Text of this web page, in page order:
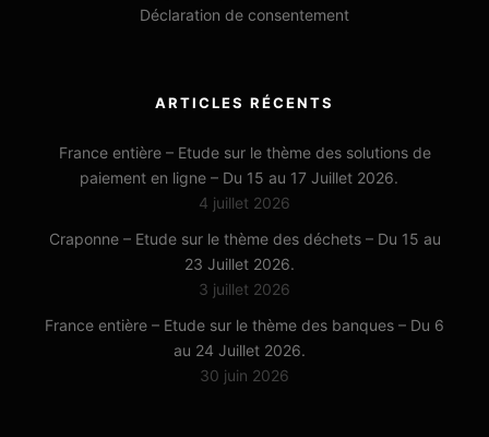
Déclaration de consentement
ARTICLES RÉCENTS
France entière – Etude sur le thème des solutions de
paiement en ligne – Du 15 au 17 Juillet 2026.
4 juillet 2026
Craponne – Etude sur le thème des déchets – Du 15 au
23 Juillet 2026.
3 juillet 2026
France entière – Etude sur le thème des banques – Du 6
au 24 Juillet 2026.
30 juin 2026